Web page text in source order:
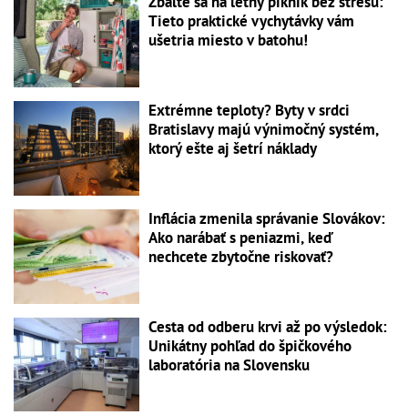
Tieto praktické vychytávky vám
ušetria miesto v batohu!
Extrémne teploty? Byty v srdci
Bratislavy majú výnimočný systém,
ktorý ešte aj šetrí náklady
Inflácia zmenila správanie Slovákov:
Ako narábať s peniazmi, keď
nechcete zbytočne riskovať?
Cesta od odberu krvi až po výsledok:
Unikátny pohľad do špičkového
laboratória na Slovensku